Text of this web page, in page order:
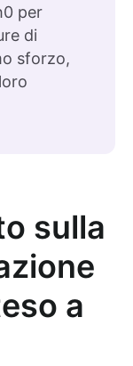
per
di
sforzo,
sulla
a